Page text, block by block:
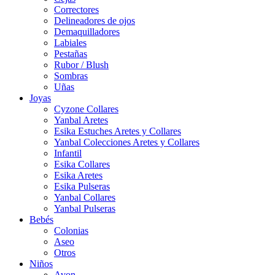
Correctores
Delineadores de ojos
Demaquilladores
Labiales
Pestañas
Rubor / Blush
Sombras
Uñas
Joyas
Cyzone Collares
Yanbal Aretes
Esika Estuches Aretes y Collares
Yanbal Colecciones Aretes y Collares
Infantil
Esika Collares
Esika Aretes
Esika Pulseras
Yanbal Collares
Yanbal Pulseras
Bebés
Colonias
Aseo
Otros
Niños